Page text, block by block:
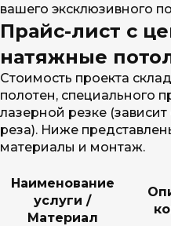
вашего эксклюзивного
Прайс-лист с
натяжные
Стоимость проекта
полотен, специального
лазерной резке
реза). Ниже
материалы и монтаж.
Наименование
услуги /
Материал